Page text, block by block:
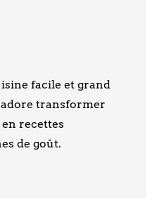
facile et grand
transformer
recettes
de goût.